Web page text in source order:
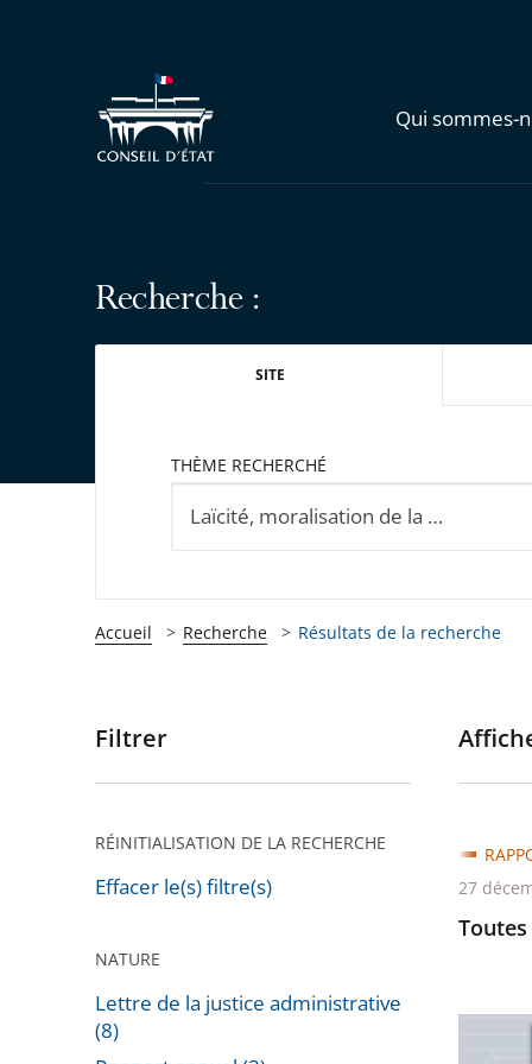
Qui sommes-
Recherche :
SITE
THÈME RECHERCHÉ
Accueil Recherche Résultats de la recherche
Passer
pour
après
Filtrer
RÉINITIALISATION DE LA RECHERCHE
Effacer le(s) filtre(s)
NATURE
Lettre de la justice administrative
(8)
27